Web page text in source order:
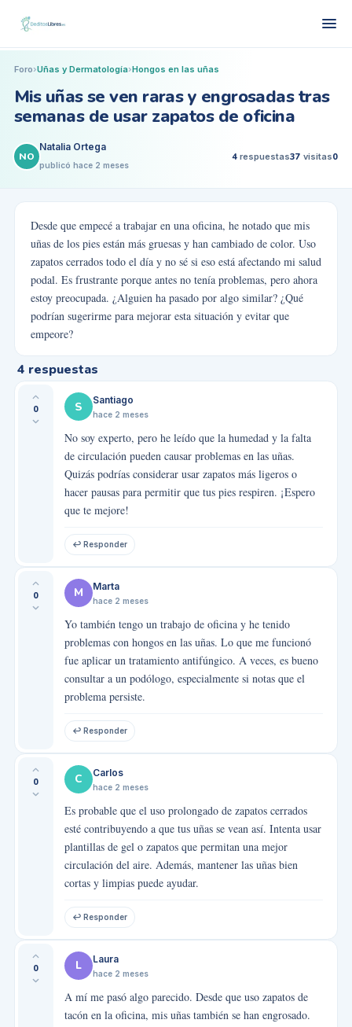
Foro›Uñas y Dermatología›Hongos en las uñas
Mis uñas se ven raras y engrosadas tras
semanas de usar zapatos de oficina
NO
Natalia Ortega
publicó hace 2 meses
4 respuestas37 visitas0
Desde que empecé a trabajar en una oficina, he notado que mis
uñas de los pies están más gruesas y han cambiado de color. Uso
zapatos cerrados todo el día y no sé si eso está afectando mi salud
podal. Es frustrante porque antes no tenía problemas, pero ahora
estoy preocupada. ¿Alguien ha pasado por algo similar? ¿Qué
podrían sugerirme para mejorar esta situación y evitar que
empeore?
4 respuestas
0 S Santiago
hace 2 meses
No soy experto, pero he leído que la humedad y la falta
de circulación pueden causar problemas en las uñas.
Quizás podrías considerar usar zapatos más ligeros o
hacer pausas para permitir que tus pies respiren. ¡Espero
que te mejore!
↩ Responder
0 M Marta
hace 2 meses
Yo también tengo un trabajo de oficina y he tenido
problemas con hongos en las uñas. Lo que me funcionó
fue aplicar un tratamiento antifúngico. A veces, es bueno
consultar a un podólogo, especialmente si notas que el
problema persiste.
↩ Responder
0 C Carlos
hace 2 meses
Es probable que el uso prolongado de zapatos cerrados
esté contribuyendo a que tus uñas se vean así. Intenta usar
plantillas de gel o zapatos que permitan una mejor
circulación del aire. Además, mantener las uñas bien
cortas y limpias puede ayudar.
↩ Responder
0 L Laura
hace 2 meses
A mí me pasó algo parecido. Desde que uso zapatos de
tacón en la oficina, mis uñas también se han engrosado.